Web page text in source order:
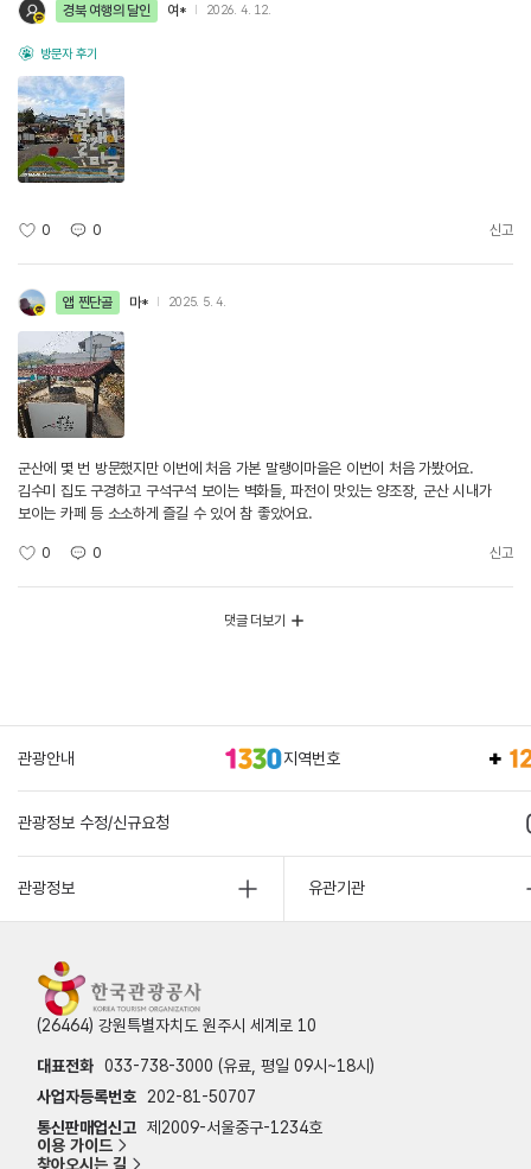
경북 여행의 달인 여* 2026. 4. 12.
방문자 후기
0 0 신고
앱 찐단골 마* 2025. 5. 4.
군산에 몇 번 방문했지만 이번에 처음 가본 말랭이마을은 이번이 처음 가봤어요.
김수미 집도 구경하고 구석구석 보이는 벽화들, 파전이 맛있는 양조장, 군산 시내가
보이는 카페 등 소소하게 즐길 수 있어 참 좋았어요.
0 0 신고
댓글 더보기
관광안내 지역번호
관광정보 수정/신규요청
관광정보 유관기관
(26464) 강원특별자치도 원주시 세계로 10
대표전화 033-738-3000 (유료, 평일 09시~18시)
사업자등록번호
202-81-50707
통신판매업신고 제2009-서울중구-1234호
이용 가이드
찾아오시는 길